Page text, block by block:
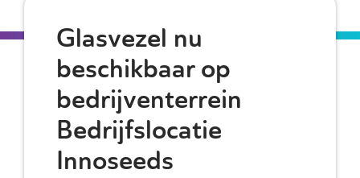
Glasvezel nu
beschikbaar op
bedrijventerrein
Bedrijfslocatie
Innoseeds